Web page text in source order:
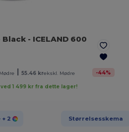
Black - ICELAND 600
55.46 krekskl. Mødre -44%
1 499 kr fra dette lager!
+ 2 Størrelsesskema